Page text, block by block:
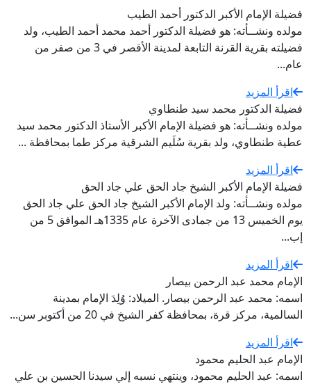
فضيلة الإمام الأكبر الدكتور أحمد الطيب
مولده ونشــأته: هو فضيلة الدكتور أحمد محمد أحمد الطيب، ولد
فضيلته بقرية القرنة التابعة لمدينة الأقصر في 3 من صفر من
عام...
اقرأ المزيد
فضيلة الدكتور محمد سيد طنطاوي
مولده ونشــأته: هو فضيلة الإمام الأكبر الأستاذ الدكتور محمد سيد
عطية طنطاوي، ولد بقرية سُلَيم الشرقية مركز طما بمحافظة ...
اقرأ المزيد
فضيلة الإمام الأكبر الشيخ جاد الحق علي جاد الحق
مولده ونشــأته: ولد الإمام الأكبر الشيخ جاد الحق علي جاد الحق
يوم الخميس 13 من جمادى الآخرة عام 1335هـ الموافق 5 من
إب...
اقرأ المزيد
الإمام محمد عبد الرحمن بيصار
اسمه: محمد عبد الرحمن بيصار. الميلاد: وُلِدَ الإمام بمدينة
السالمية، مركز قرة، بمحافظة كفر الشيخ في 20 من أكتوبر سن...
اقرأ المزيد
الإمام عبد الحليم محمود
اسمه: عبد الحليم محمود، وينتهي نسبه إلي سيدنا الحسين بن علي